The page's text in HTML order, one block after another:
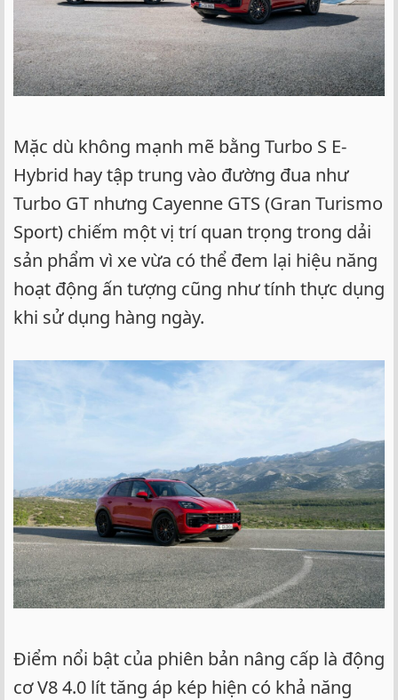
Mặc dù không mạnh mẽ bằng Turbo S E-
Hybrid hay tập trung vào đường đua như
Turbo GT nhưng Cayenne GTS (Gran Turismo
Sport) chiếm một vị trí quan trọng trong dải
sản phẩm vì xe vừa có thể đem lại hiệu năng
hoạt động ấn tượng cũng như tính thực dụng
khi sử dụng hàng ngày.
Điểm nổi bật của phiên bản nâng cấp là động
cơ V8 4.0 lít tăng áp kép hiện có khả năng